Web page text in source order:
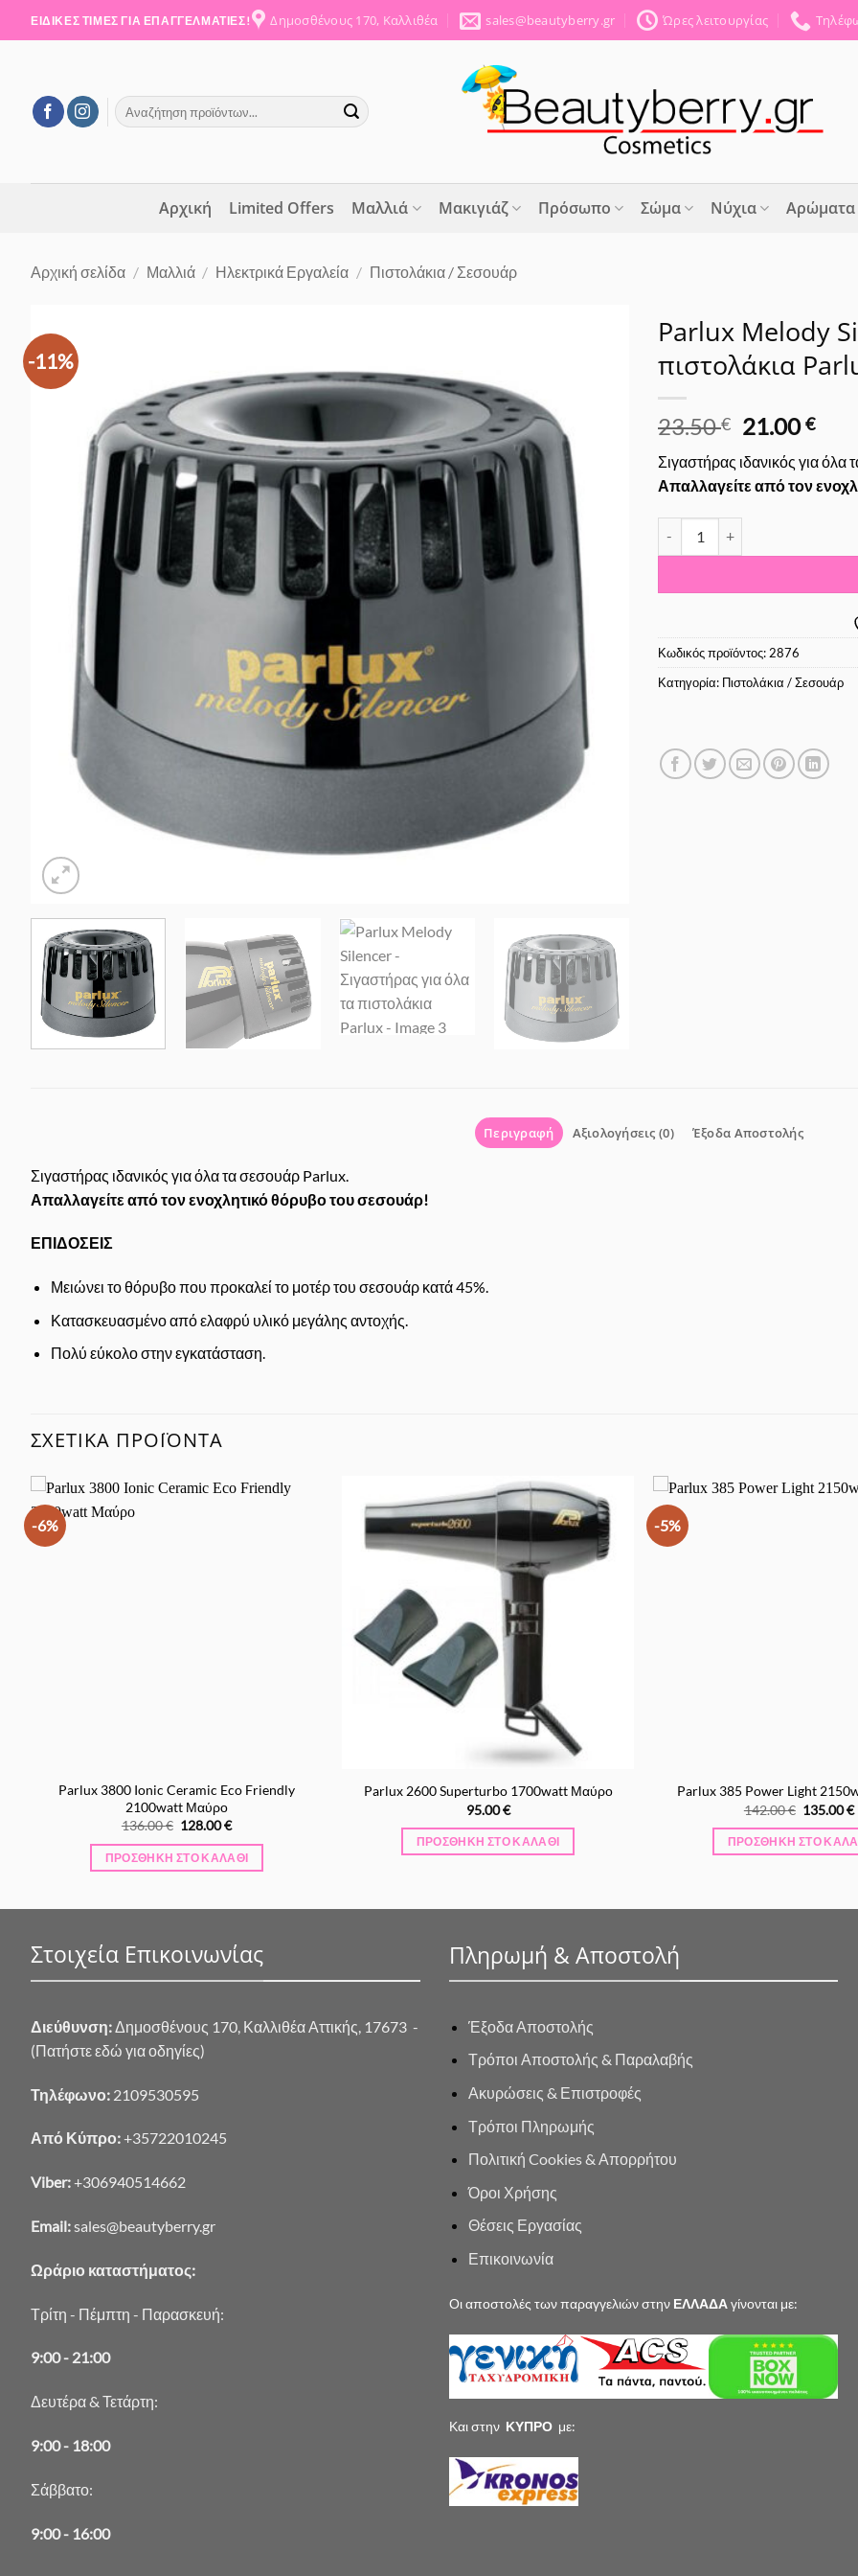
ΕΙΔΙΚΕΣ ΤΙΜΕΣ ΓΙΑ ΕΠΑΓΓΕΛΜΑΤΙΕΣ! Δημοσθένους 170, Καλλιθέα sales@beautyberry.gr Ώρες λειτουργίας
Αναζήτηση
για:
Αρχική Limited Offers Μαλλιά Μακιγιάζ Πρόσωπο Σώμα Νύχια Αρώματα
Αρχική σελίδα / Μαλλιά / Ηλεκτρικά Εργαλεία / Πιστολάκια / Σεσουάρ
-11%
Parlux Melody
πιστολάκια
23.50€ Original
price
was:
23.50 €.
21.00€Η
Σιγαστήρας ιδανικός για
Απαλλαγείτε από τον
Κωδικός προϊόντος: 2876
Κατηγορία: Πιστολάκια / Σεσουάρ
Περιγραφή Αξιολογήσεις (0) Έξοδα Αποστολής
Σιγαστήρας ιδανικός για όλα τα σεσουάρ Parlux.
Απαλλαγείτε από τον ενοχλητικό θόρυβο του σεσουάρ!
ΕΠΙΔΟΣΕΙΣ
Μειώνει το θόρυβο που προκαλεί το μοτέρ του σεσουάρ κατά 45%.
Κατασκευασμένο από ελαφρύ υλικό μεγάλης αντοχής.
Πολύ εύκολο στην εγκατάσταση.
ΣΧΕΤΙΚΆ ΠΡΟΪΌΝΤΑ
-6%
Parlux 3800 Ionic Ceramic Eco Friendly
2100watt Μαύρο
136.00€ Original
was:
136.00 €.
128.00€Η
τιμή
είναι:
ΠΡΟΣΘΉΚΗ ΣΤΟ ΚΑΛΆΘΙ
Προσθήκη
στα
Αγαπημένα
Parlux 2600 Superturbo 1700watt Μαύρο
95.00€
ΠΡΟΣΘΉΚΗ ΣΤΟ ΚΑΛΆΘΙ
-5%
Parlux 385 Power Light
142.00€ Original
was:
142.00 €.
135.00€Η
ΠΡΟΣΘΉΚΗ ΣΤΟ
Στοιχεία Επικοινωνίας
Διεύθυνση: Δημοσθένους 170, Καλλιθέα Αττικής, 17673 -
(Πατήστε εδώ για οδηγίες)
Τηλέφωνο: 2109530595
Από Κύπρο:+35722010245
Viber:+306940514662
Email:sales@beautyberry.gr
Ωράριο καταστήματος:
Τρίτη - Πέμπτη - Παρασκευή:
9:00 - 21:00
Δευτέρα & Τετάρτη:
9:00 - 18:00
Σάββατο:
9:00 - 16:00
Πληρωμή & Αποστολή
Έξοδα Αποστολής
Τρόποι Αποστολής & Παραλαβής
Ακυρώσεις & Επιστροφές
Τρόποι Πληρωμής
Πολιτική Cookies & Απορρήτου
Όροι Χρήσης
Θέσεις Εργασίας
Επικοινωνία
Οι αποστολές των παραγγελιών στην ΕΛΛΑΔΑγίνονται με:
Και στην ΚΥΠΡΟ με: